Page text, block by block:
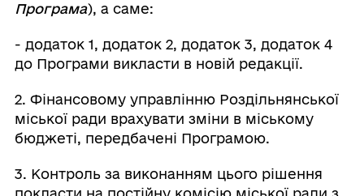
Програма), а саме:
- додаток 1, додаток 2, додаток 3, додаток 4
до Програми викласти в новій редакції.
2. Фінансовому управлінню Роздільнянської
міської ради врахувати зміни в міському
бюджеті, передбачені Програмою.
3. Контроль за виконанням цього рішення